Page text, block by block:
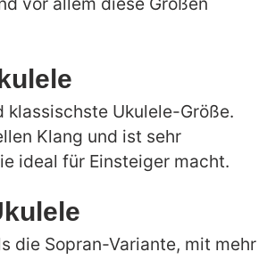
klassischste Ukulele-Größe.
Klang und ist sehr
ideal für Einsteiger macht.
die Sopran-Variante, mit mehr